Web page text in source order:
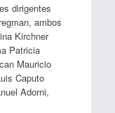
dirigentes
ambos
Kirchner
Patricia
Mauricio
Caputo
Adorni,